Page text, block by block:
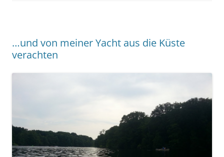
…und von meiner Yacht aus die Küste
verachten